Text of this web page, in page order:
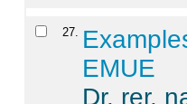
27.
EMUE
Dr. rer.